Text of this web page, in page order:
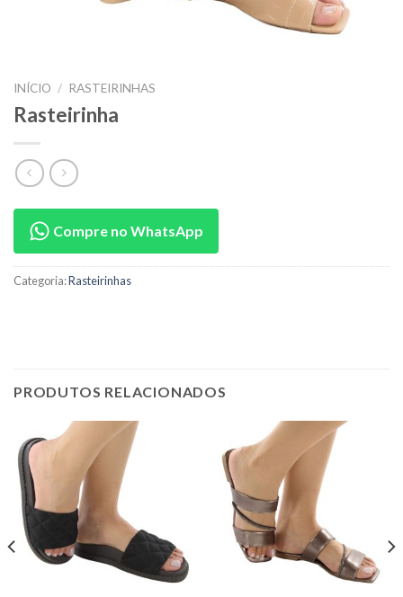
INÍCIO / RASTEIRINHAS
Rasteirinha
Compre no WhatsApp
Categoria:Rasteirinhas
PRODUTOS RELACIONADOS